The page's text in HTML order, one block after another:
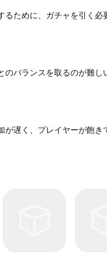
るために、ガチャを引く
のバランスを取るのが難
が遅く、プレイヤーが飽